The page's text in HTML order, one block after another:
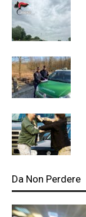
Da Non Perdere